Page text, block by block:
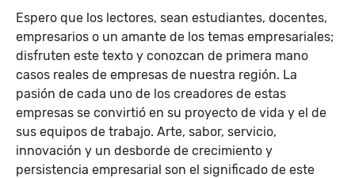
Espero que los lectores, sean estudiantes, docentes,
empresarios o un amante de los temas empresariales;
disfruten este texto y conozcan de primera mano
casos reales de empresas de nuestra región. La
pasión de cada uno de los creadores de estas
empresas se convirtió en su proyecto de vida y el de
sus equipos de trabajo. Arte, sabor, servicio,
innovación y un desborde de crecimiento y
persistencia empresarial son el significado de este